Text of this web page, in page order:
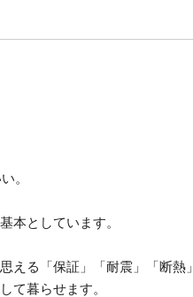
。
本としています。
える「保証」「耐震」「断熱」
て暮らせます。